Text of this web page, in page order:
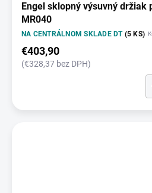
Engel sklopný výsuvný držiak
MR040
NA CENTRÁLNOM SKLADE DT (5 KS)
€403,90
(€328,37 bez DPH)